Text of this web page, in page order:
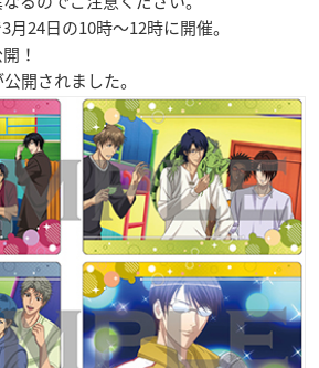
3月24日の10時〜12時に開催。
！
開されました。